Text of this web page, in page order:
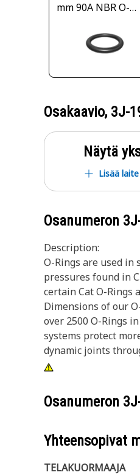
mm 90A NBR O-
Osakaavio, 3J-
Näytä
Lisää laite
Osanumeron
Description:
O-Rings are used in
pressures found in
certain Cat O-Rings
Dimensions of our
over 2500 O-Rings
systems protect
dynamic joints
Osanumeron
Yhteensopivat
TELAKUORMAAJA